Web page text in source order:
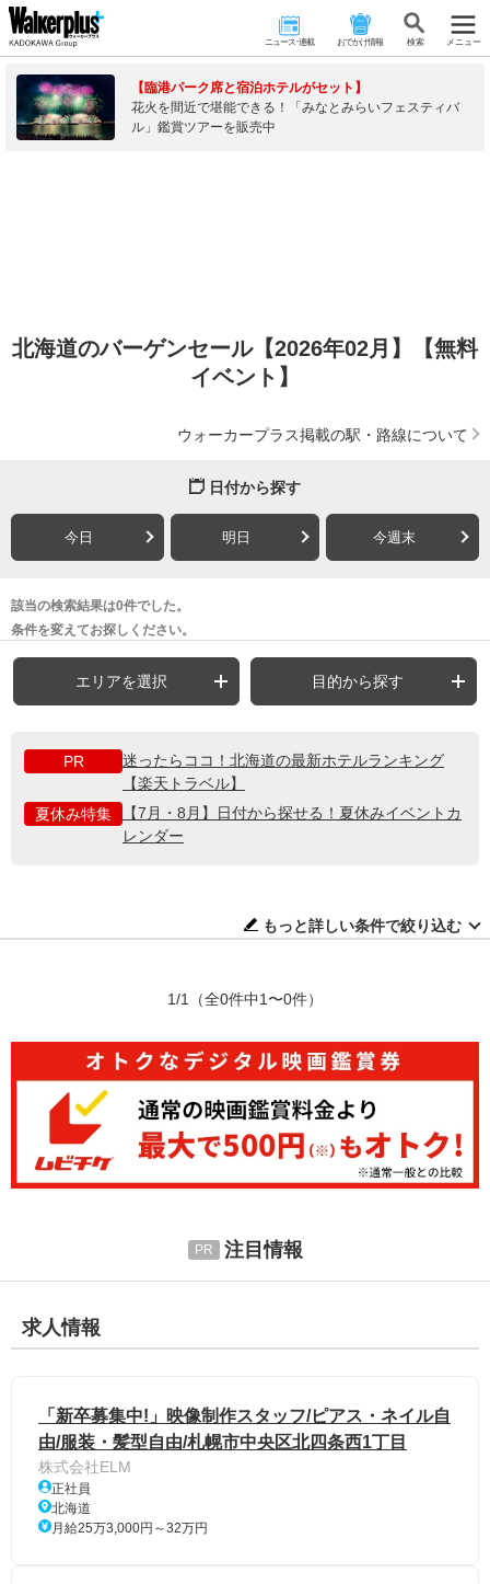
ニュース･連載 おでかけ情報 検 索 メニュー
【臨港パーク席と宿泊ホテルがセット】
花火を間近で堪能できる！「みなとみらいフェスティバ
ル」鑑賞ツアーを販売中
北海道のバーゲンセール【2026年02月】【無料
イベント】
ウォーカープラス掲載の駅・路線について
日付から探す
今日 明日 今週末
該当の検索結果は0件でした。
条件を変えてお探しください。
エリアを選択 目的から探す
PR
迷ったらココ！北海道の最新ホテルランキング
【楽天トラベル】
夏休み特集
【7月・8月】日付から探せる！夏休みイベントカ
レンダー
もっと詳しい条件で絞り込む
1/1 （全0件中1〜0件）
注目情報
求人情報
「新卒募集中!」映像制作スタッフ/ピアス・ネイル自
由/服装・髪型自由/札幌市中央区北四条西1丁目
株式会社ELM
正社員
北海道
月給25万3,000円～32万円